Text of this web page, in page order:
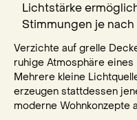
Lichtstärke
Stimmungen je nach
Verzichte auf grelle
ruhige Atmosphäre
Mehrere kleine
erzeugen stattdessen
moderne Wohnkonzepte